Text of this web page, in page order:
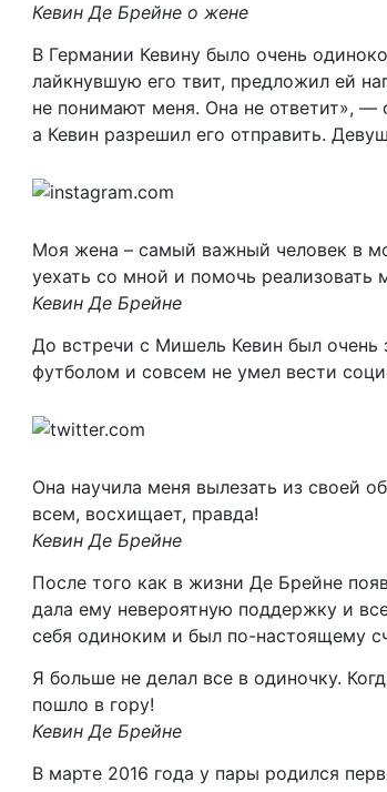
Кевин Де Брейне о жене
В Германии Кевину было очень
лайкнувшую его твит, предложил ей
не понимают меня. Она не ответит», —
а Кевин разрешил его отправить.
Моя жена – самый важный человек в
уехать со мной и помочь
Кевин Де Брейне
До встречи с Мишель Кевин был
футболом и совсем не умел вести
Она научила меня вылезать из своей
всем, восхищает, правда!
Кевин Де Брейне
После того как в жизни Де Брейне
дала ему невероятную поддержку и
себя одиноким и был по-настоящему
Я больше не делал все в одиночку.
пошло в гору!
Кевин Де Брейне
В марте 2016 года у пары родился